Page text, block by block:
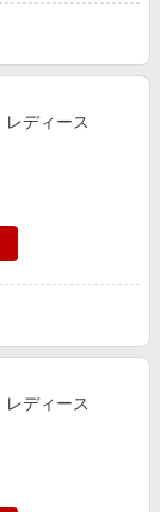
レディース
レディース